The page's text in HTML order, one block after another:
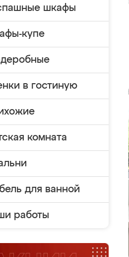
шкафы
купе
в гостиную
комната
для ванной
работы